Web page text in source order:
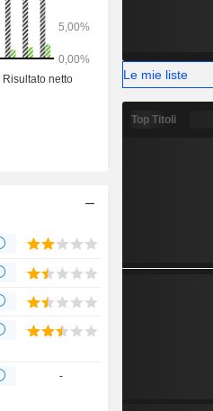
-
Le mie liste
Top Titoli